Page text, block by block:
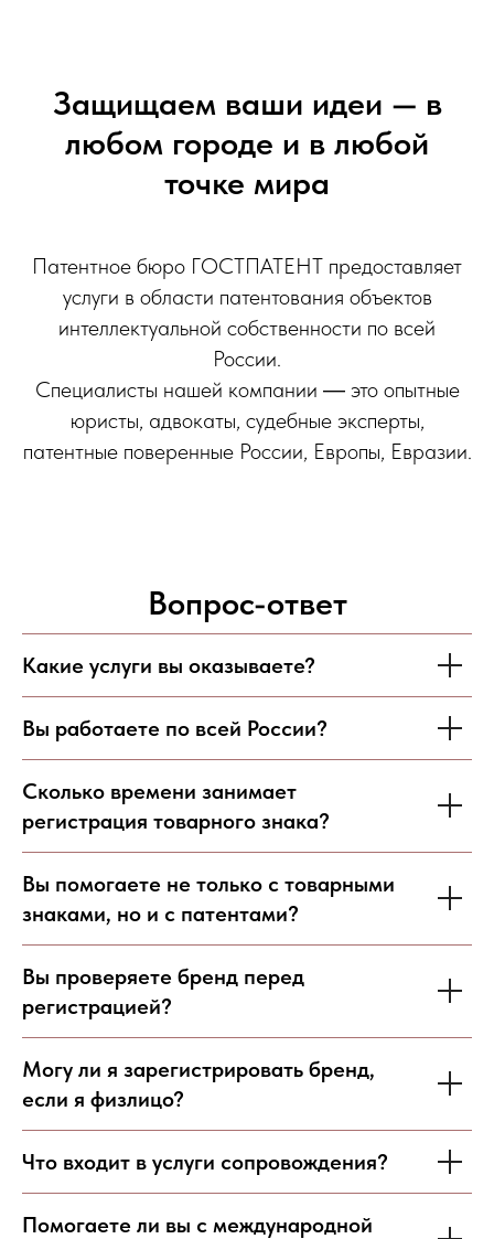
Защищаем ваши идеи — в
любом городе и в любой
точке мира
Патентное бюро ГОСТПАТЕНТ предоставляет
услуги в области патентования объектов
интеллектуальной собственности по всей
России.
Специалисты нашей компании ― это опытные
юристы, адвокаты, судебные эксперты,
патентные поверенные России, Европы, Евразии.
Вопрос-ответ
Какие услуги вы оказываете?
Вы работаете по всей России?
Сколько времени занимает
регистрация товарного знака?
Вы помогаете не только с товарными
знаками, но и с патентами?
Вы проверяете бренд перед
регистрацией?
Могу ли я зарегистрировать бренд,
если я физлицо?
Что входит в услуги сопровождения?
Помогаете ли вы с международной